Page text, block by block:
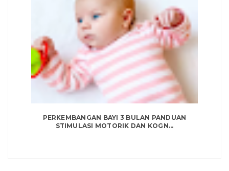
PERKEMBANGAN BAYI 3 BULAN PANDUAN
STIMULASI MOTORIK DAN KOGN...